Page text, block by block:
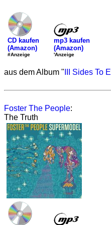
CD kaufen
(Amazon)
#Anzeige
mp3 kaufen
(Amazon)
'Anzeige
aus dem Album " III Sides To
Foster The People:
The Truth